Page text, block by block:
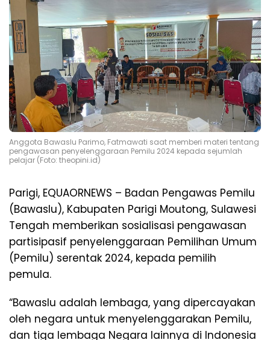
Anggota Bawaslu Parimo, Fatmawati saat memberi materi tentang
pengawasan penyelenggaraan Pemilu 2024 kepada sejumlah
pelajar (Foto: theopini.id)
Parigi, EQUAORNEWS – Badan Pengawas Pemilu
(Bawaslu), Kabupaten Parigi Moutong, Sulawesi
Tengah memberikan sosialisasi pengawasan
partisipasif penyelenggaraan Pemilihan Umum
(Pemilu) serentak 2024, kepada pemilih
pemula.
“Bawaslu adalah lembaga, yang dipercayakan
oleh negara untuk menyelenggarakan Pemilu,
dan tiga lembaga Negara lainnya di Indonesia